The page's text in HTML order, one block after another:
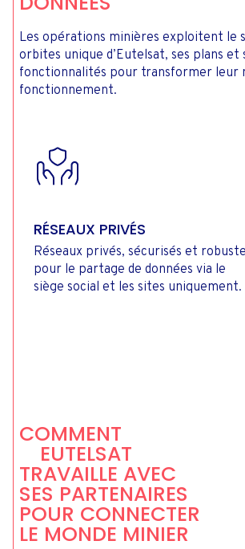
Les opérations minières exploitent le
orbites unique d’Eutelsat, ses plans et
fonctionnalités pour transformer leur
fonctionnement.
RÉSEAUX PRIVÉS
Réseaux privés, sécurisés et
pour le partage de données via le
siège social et les sites uniquement.
COMMENT
EUTELSAT
TRAVAILLE AVEC
SES PARTENAIRES
POUR CONNECTER
LE MONDE MINIER